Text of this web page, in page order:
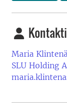
Maria
SLU Holding